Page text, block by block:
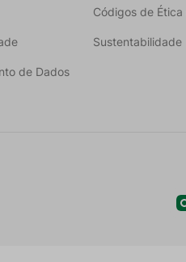
de Dados
Códigos de
Sustentabilidade